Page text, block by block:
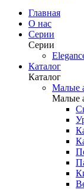
Главная
О нас
Серии
Серии
Каталог
Каталог
Малые
Малые